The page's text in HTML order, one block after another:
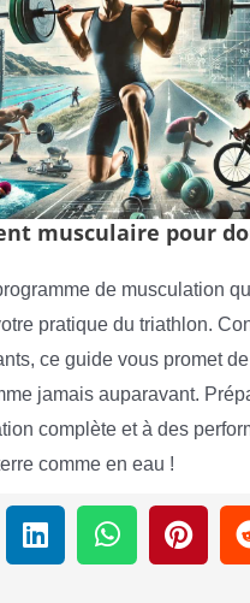
musculaire pour
de musculation
pratique du triathlon.
ce guide vous promet
jamais auparavant.
complète et à des
comme en eau !